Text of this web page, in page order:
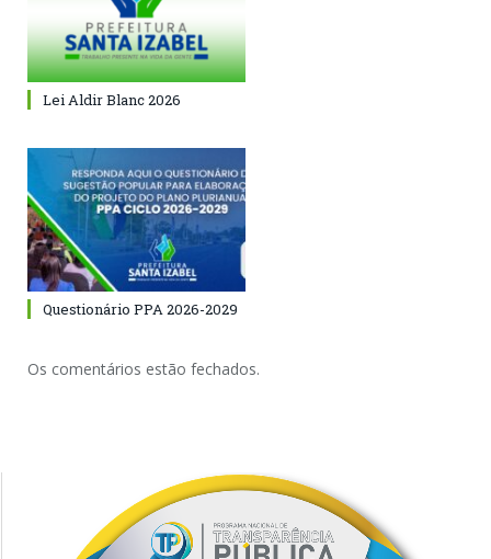
Lei Aldir Blanc 2026
Questionário PPA 2026-2029
Os comentários estão fechados.